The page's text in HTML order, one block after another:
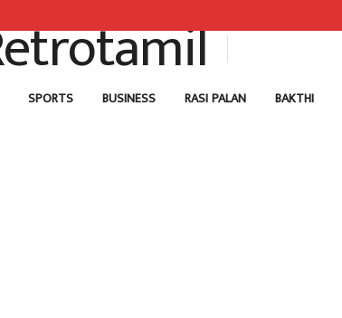
SPORTS BUSINESS RASI PALAN BAKTHI